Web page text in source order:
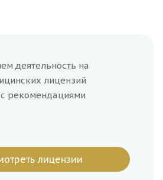
(0.5
деятельность на
лицензий
с рекомендациями
лицензии